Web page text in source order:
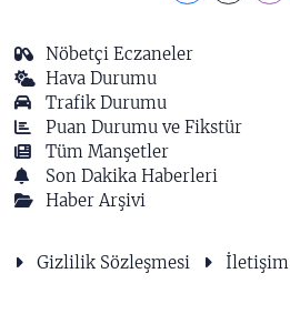
Nöbetçi Eczaneler
Hava Durumu
Trafik Durumu
Puan Durumu ve Fikstür
Tüm Manşetler
Son Dakika Haberleri
Haber Arşivi
Gizlilik Sözleşmesi İletişim